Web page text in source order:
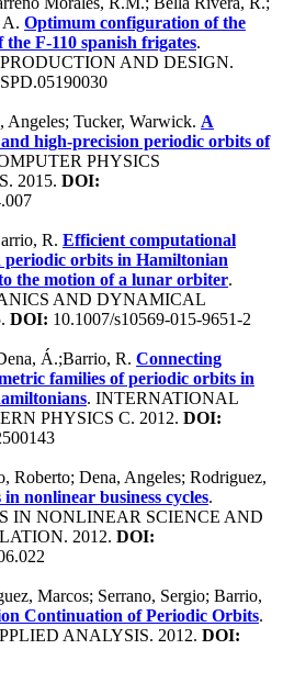
A. Optimum configuration of the
F-110 spanish frigates.
AND DESIGN.
Angeles; Tucker, Warwick. A
high-precision periodic orbits of
PHYSICS
2015. DOI:
R. Efficient computational
periodic orbits in Hamiltonian
the motion of a lunar orbiter.
AND DYNAMICAL
DOI: 10.1007/s10569-015-9651-2
Á.;Barrio, R. Connecting
families of periodic orbits in
. INTERNATIONAL
PHYSICS C. 2012. DOI:
Roberto; Dena, Angeles; Rodriguez,
nonlinear business cycles.
IN NONLINEAR SCIENCE AND
2012. DOI:
Marcos; Serrano, Sergio; Barrio,
Continuation of Periodic Orbits.
ANALYSIS. 2012. DOI: